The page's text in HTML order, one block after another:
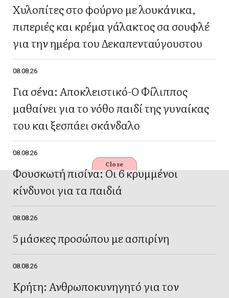
Χυλοπίτες στο φούρνο με λουκάνικα,
πιπεριές και κρέμα γάλακτος σα σουφλέ
για την ημέρα του Δεκαπενταύγουστου
08.08.26
Για σένα: Αποκλειστικό-Ο Φίλιππος
μαθαίνει για το νόθο παιδί της γυναίκας
του και ξεσπάει σκάνδαλο
08.08.26
Φουσκωτή πισίνα: Οι 6 κρυμμένοι
κίνδυνοι για τα παιδιά
08.08.26
5 μάσκες προσώπου με ασπιρίνη
08.08.26
Κρήτη: Ανθρωποκυνηγητό για τον
Close